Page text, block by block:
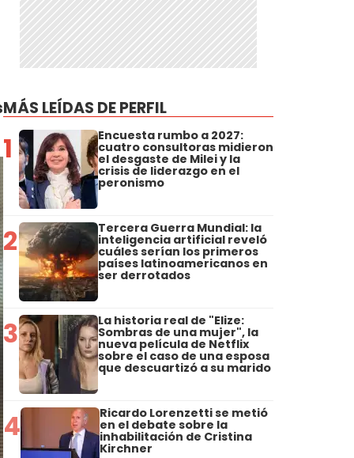
MÁS LEÍDAS DE PERFIL
1 Encuesta rumbo a 2027:
cuatro consultoras midieron
el desgaste de Milei y la
crisis de liderazgo en el
peronismo
2 Tercera Guerra Mundial: la
inteligencia artificial reveló
cuáles serían los primeros
países latinoamericanos en
ser derrotados
3 La historia real de "Elize:
Sombras de una mujer", la
nueva película de Netflix
sobre el caso de una esposa
que descuartizó a su marido
4 Ricardo Lorenzetti se metió
en el debate sobre la
inhabilitación de Cristina
Kirchner